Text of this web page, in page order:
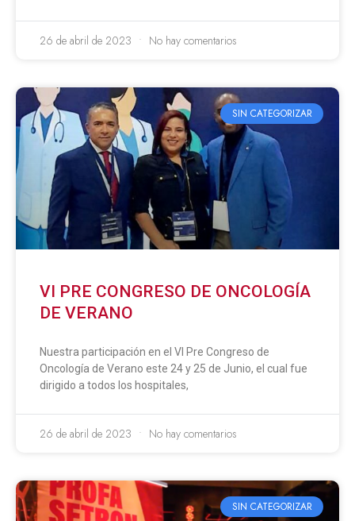
26 de abril de 2023 No hay comentarios
SIN CATEGORIZAR
VI PRE CONGRESO DE ONCOLOGÍA
DE VERANO
Nuestra participación en el VI Pre Congreso de
Oncología de Verano este 24 y 25 de Junio, el cual fue
dirigido a todos los hospitales,
26 de abril de 2023 No hay comentarios
SIN CATEGORIZAR